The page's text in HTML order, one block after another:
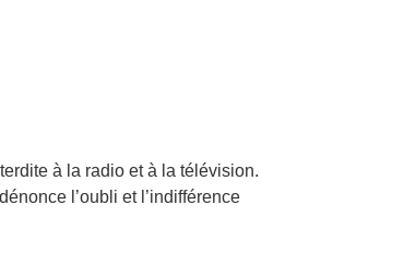
à la radio et à la télévision.
l’oubli et l’indifférence